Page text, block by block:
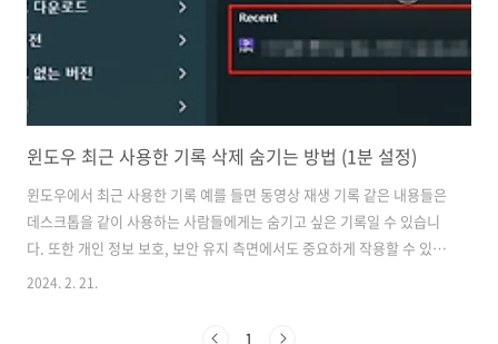
윈도우 최근 사용한 기록 삭제 숨기는 방법 (1분 설정)
윈도우에서 최근 사용한 기록 예를 들면 동영상 재생 기록 같은 내용들은
데스크톱을 같이 사용하는 사람들에게는 숨기고 싶은 기록일 수 있습니
다. 또한 개인 정보 보호, 보안 유지 측면에서도 중요하게 작용할 수 있는
데요 어떻게 하면 최근 사용한 기록들을 숨길 수 있는지 간단하게 설정해
미지와 같이 Recent 항목에 최근 재생한 동영상이 표시될 것입니다. 이
2024. 2. 21.
1